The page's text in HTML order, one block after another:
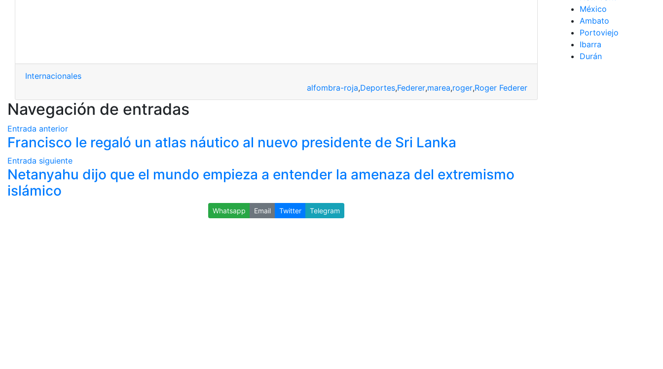
Internacionales
alfombra-roja,Deportes,Federer,marea,roger,Roger Federer
Navegación de entradas
Entrada anterior
Francisco le regaló un atlas náutico al nuevo presidente de Sri Lanka
Entrada siguiente
Netanyahu dijo que el mundo empieza a entender la amenaza del extremismo
islámico
Whatsapp Email Twitter Telegram
México
Ambato
Portoviejo
Ibarra
Durán